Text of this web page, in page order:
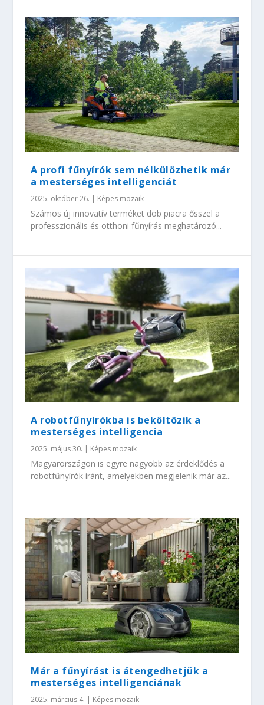
A profi fűnyírók sem nélkülözhetik már
a mesterséges intelligenciát
2025. október 26. | Képes mozaik
Számos új innovatív terméket dob piacra ősszel a
professzionális és otthoni fűnyírás meghatározó...
A robotfűnyírókba is beköltözik a
mesterséges intelligencia
2025. május 30. | Képes mozaik
Magyarországon is egyre nagyobb az érdeklődés a
robotfűnyírók iránt, amelyekben megjelenik már az...
Már a fűnyírást is átengedhetjük a
mesterséges intelligenciának
2025. március 4. | Képes mozaik